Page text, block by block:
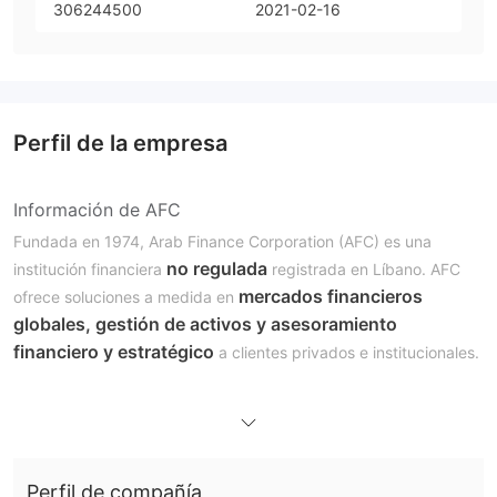
306244500 2021-02-16
Perfil de la empresa
Información de AFC
Fundada en 1974, Arab Finance Corporation (AFC) es una
institución financiera no regulada registrada en Líbano. AFC
ofrece soluciones a medida en mercados financieros
globales, gestión de activos y asesoramiento
financiero y estratégico a clientes privados e institucionales.
carece de regulación válida
como fraude, falta de protección al inversor o servicios poco
Perfil de compañía